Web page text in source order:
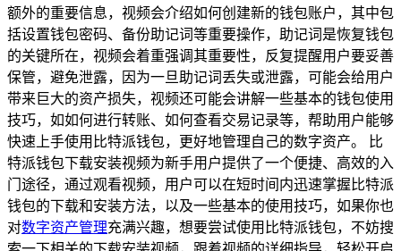
额外的重要信息，视频会介绍如何创建新的钱包账户，其中包
括设置钱包密码、备份助记词等重要操作，助记词是恢复钱包
的关键所在，视频会着重强调其重要性，反复提醒用户要妥善
保管，避免泄露，因为一旦助记词丢失或泄露，可能会给用户
带来巨大的资产损失，视频还可能会讲解一些基本的钱包使用
技巧，如如何进行转账、如何查看交易记录等，帮助用户能够
快速上手使用比特派钱包，更好地管理自己的数字资产。 比
特派钱包下载安装视频为新手用户提供了一个便捷、高效的入
门途径，通过观看视频，用户可以在短时间内迅速掌握比特派
钱包的下载和安装方法，以及一些基本的使用技巧，如果你也
对数字资产管理充满兴趣，想要尝试使用比特派钱包，不妨搜